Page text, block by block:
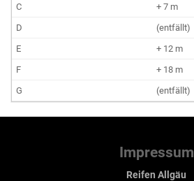
+ 7 m
(entfällt)
+ 12 m
+ 18 m
(entfällt)
Impressum
Reifen Allgäu